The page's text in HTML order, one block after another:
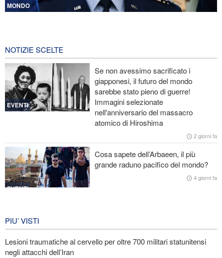
MONDO
Le Guardie della Rivoluzione: L’ammissione dei media stranieri
della sconfitta di Trump è il risultato dell’impegno dei media
rivoluzionari
Un membro di spicco di Ansarullah: Le dichiarazioni del Consiglio
di Sicurezza non meritano attenzione
Araghchi ai Paesi vicini: È tempo di contare solo su noi stessi e di
abbracciare la vera fratellanza
Licenziati due alti funzionari del Mossad per il fallimento nelle
operazioni contro l'Iran
NOTIZIE SCELTE
EVENTI
Se non avessimo sacrificato i
giapponesi, il futuro del mondo
sarebbe stato pieno di guerre!
Immagini selezionate
nell'anniversario del massacro
atomico di Hiroshima
2 giorni fa
EVENTI
Cosa sapete dell’Arbaeen, il più
grande raduno pacifico del mondo?
4 giorni fa
EVENTI
PIU’ VISTI
Lesioni traumatiche al cervello per oltre 700 militari statunitensi
negli attacchi dell’Iran